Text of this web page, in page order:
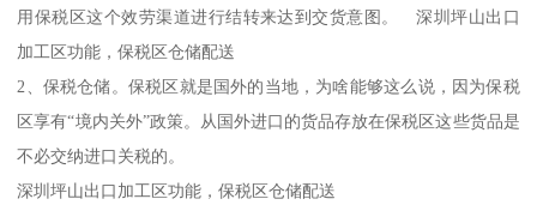
用保税区这个效劳渠道进行结转来达到交货意图。 深圳坪山出口
加工区功能，保税区仓储配送
2、保税仓储。保税区就是国外的当地，为啥能够这么说，因为保税
区享有“境内关外”政策。从国外进口的货品存放在保税区这些货品是
不必交纳进口关税的。
深圳坪山出口加工区功能，保税区仓储配送